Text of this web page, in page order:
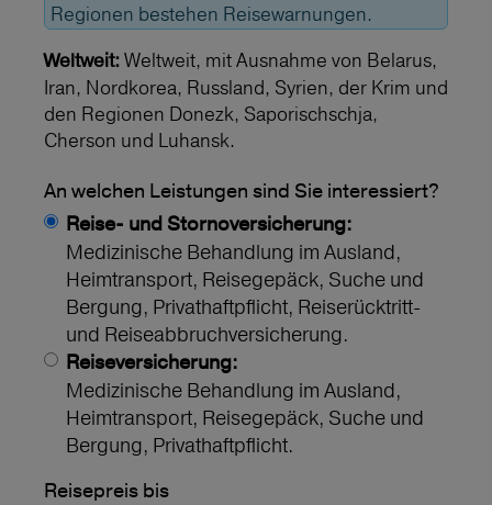
Regionen bestehen Reisewarnungen.
Weltweit: Weltweit, mit Ausnahme von Belarus,
Iran, Nordkorea, Russland, Syrien, der Krim und
den Regionen Donezk, Saporischschja,
Cherson und Luhansk.
An welchen Leistungen sind Sie interessiert?
Reise- und Stornoversicherung:
Medizinische Behandlung im Ausland,
Heimtransport, Reisegepäck, Suche und
Bergung, Privathaftpflicht, Reiserücktritt-
und Reiseabbruchversicherung.
Reiseversicherung:
Medizinische Behandlung im Ausland,
Heimtransport, Reisegepäck, Suche und
Bergung, Privathaftpflicht.
Reisepreis bis